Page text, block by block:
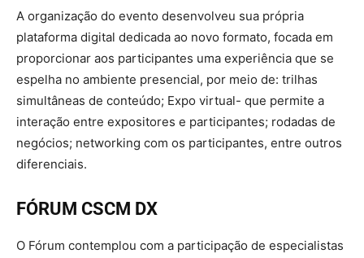
A organização do evento desenvolveu sua própria
plataforma digital dedicada ao novo formato, focada em
proporcionar aos participantes uma experiência que se
espelha no ambiente presencial, por meio de: trilhas
simultâneas de conteúdo; Expo virtual- que permite a
interação entre expositores e participantes; rodadas de
negócios; networking com os participantes, entre outros
diferenciais.
FÓRUM CSCM DX
O Fórum contemplou com a participação de especialistas